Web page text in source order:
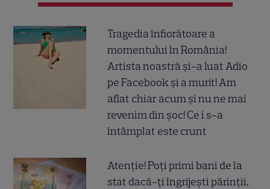
Tragedia înfiorătoare a
momentului în România!
Artista noastră și-a luat Adio
pe Facebook și a murit! Am
aflat chiar acum și nu ne mai
revenim din șoc! Ce i s-a
întâmplat este crunt
Atenție! Poți primi bani de la
stat dacă-ți îngrijești părinții,